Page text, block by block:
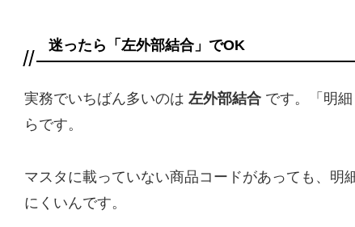
迷ったら「左外部結合」でOK
実務でいちばん多いのは 左外部結合 です。「明
らです。
マスタに載っていない商品コードがあっても、明
にくいんです。